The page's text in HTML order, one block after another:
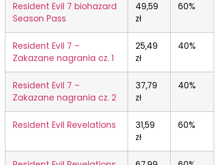
Resident Evil 7 biohazard
Season Pass
49,59
zł
60%
Resident Evil 7 –
Zakazane nagrania cz. 1
25,49
zł
40%
Resident Evil 7 –
Zakazane nagrania cz. 2
37,79
zł
40%
Resident Evil Revelations
31,59
zł
60%